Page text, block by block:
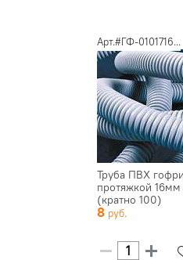
Арт.#ГФ-0101716...
Труба ПВХ
протяжкой
(кратно 100)
8